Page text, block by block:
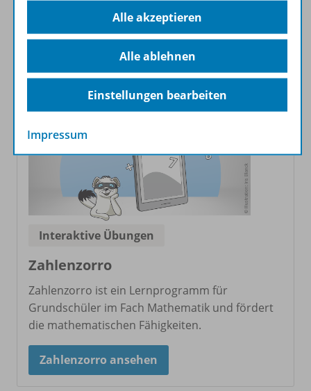
Interaktive Übungen ansehen
Interaktive Übungen
Zahlenzorro
Zahlenzorro ist ein Lernprogramm für
Grundschüler im Fach Mathematik und fördert
die mathematischen Fähigkeiten.
Zahlenzorro ansehen
Alle akzeptieren
Alle ablehnen
Einstellungen bearbeiten
Impressum